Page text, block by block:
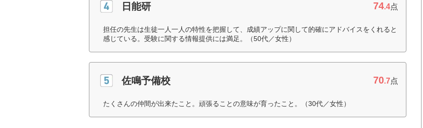
日能研 74.4点
担任の先生は生徒一人一人の特性を把握して、成績アップに関して的確にアドバイスをくれると
感じている。受験に関する情報提供には満足。（50代／女性）
佐鳴予備校 70.7点
たくさんの仲間が出来たこと。頑張ることの意味が育ったこと。（30代／女性）